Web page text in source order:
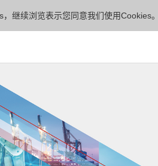
继续浏览表示您同意我们使用Cookies。